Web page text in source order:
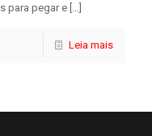
para pegar e […]
Leia mais